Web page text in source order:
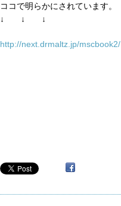
ココで明らかにされています。
↓ ↓ ↓
http://next.drmaltz.jp/mscbook2/